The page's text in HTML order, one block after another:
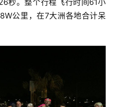
秒。整个行程飞行时间61小
公里，在7大洲各地合计呆